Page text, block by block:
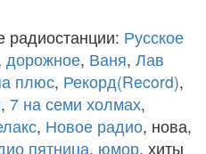
Русское
дорожное, Ваня, Лав
плюс, Рекорд(Record),
, 7 на семи холмах,
, Новое радио, нова,
пятница, юмор, хиты